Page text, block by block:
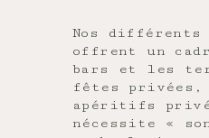
Nos
offrent un
bars et les
fêtes privées,
apéritifs
nécessite «